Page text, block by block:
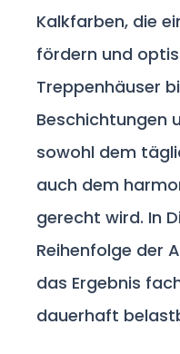
Kalkfarben, die
fördern und
Treppenhäuser
Beschichtungen
sowohl dem
auch dem
gerecht wird. In
Reihenfolge der
das Ergebnis
dauerhaft